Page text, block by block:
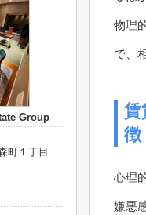
物理
で、
賃
徴
心理
嫌悪
Group
町１丁目